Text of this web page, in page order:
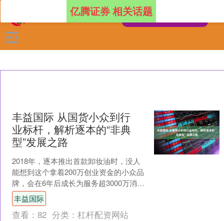
亿腾证券 相关话题
丰益国际 从国货小众到行
业标杆，解析逐本的“非典
型”发展之路
2018年，逐本推出首款卸妆油时，没人
能想到这个拿着200万创业资金的小众品
牌，会在6年后成长为服务超3000万消费
者、入驻5万多家线下门店、牵头制定行
业标准的....
丰益国际
查看： 82 分类： 杠杆配资网站